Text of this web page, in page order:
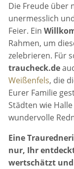
Die Freude über
unermesslich
Feier. Ein
Rahmen, um
zelebrieren. Für
traucheck.de
Weißenfels, die
Eurer Familie
Städten wie
wundervolle
Eine
nur, Ihr
wertschätzt